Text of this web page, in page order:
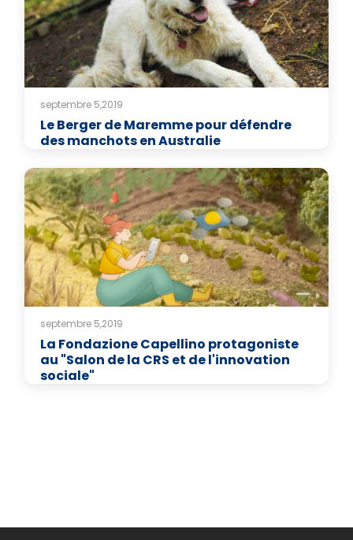
septembre 5,2019
Le Berger de Maremme pour défendre
des manchots en Australie
septembre 5,2019
La Fondazione Capellino protagoniste
au "Salon de la CRS et de l'innovation
sociale"